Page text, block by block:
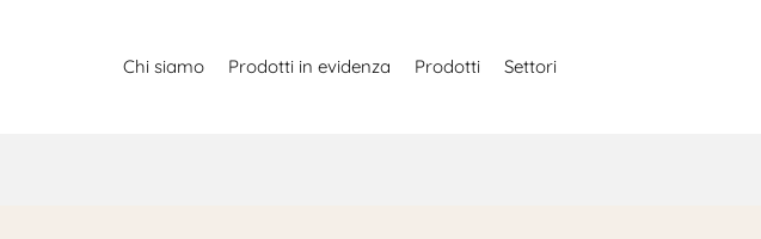
Chi siamo Prodotti in evidenza Prodotti Settori